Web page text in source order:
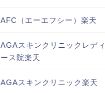
AFC（エーエフシー）楽天
AGAスキンクリニックレディ
ース院楽天
AGAスキンクリニック楽天